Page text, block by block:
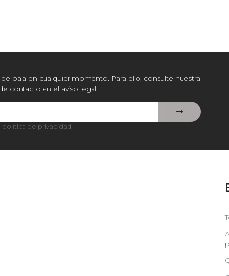
baja en cualquier momento. Para ello, consulte nuestra
contacto en el aviso legal.
política de privacidad